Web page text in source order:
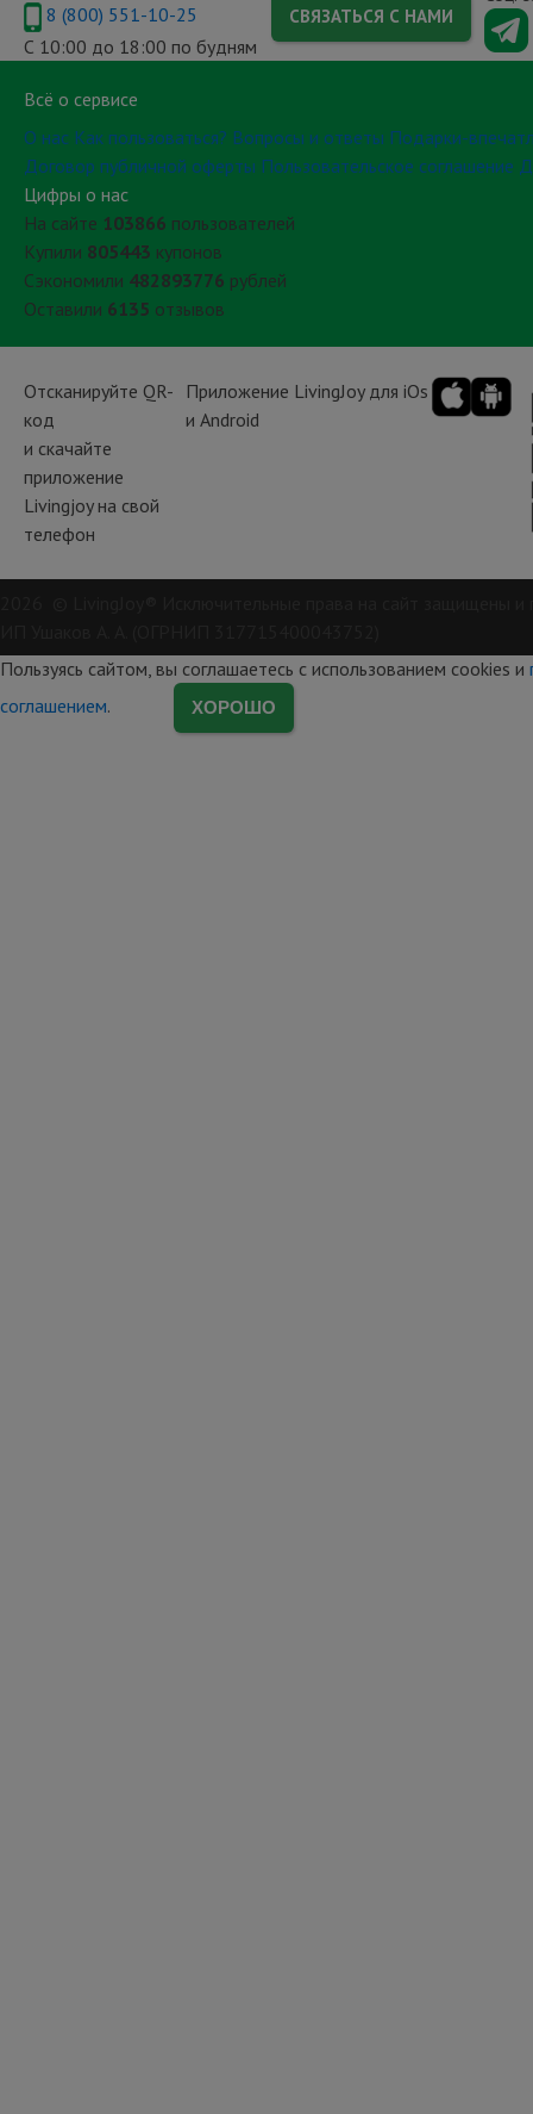
Отсканируйте QR-
код
и скачайте
приложение
Livingjoy на свой
телефон
Приложение LivingJoy для iOs
и Android
Всё о сервисе
О нас Как пользоваться? Вопросы и ответы Подарки-
Договор публичной оферты Пользовательское соглашение
Цифры о нас
На сайте 103866 пользователей
Купили 805443 купонов
Сэкономили 482893776 рублей
Оставили 6135 отзывов
8 (800) 551-10-25
С 10:00 до 18:00 по будням
СВЯЗАТЬСЯ С НАМИ
Пользуясь сайтом, вы соглашаетесь с использованием cookies и
соглашением. ХОРОШО